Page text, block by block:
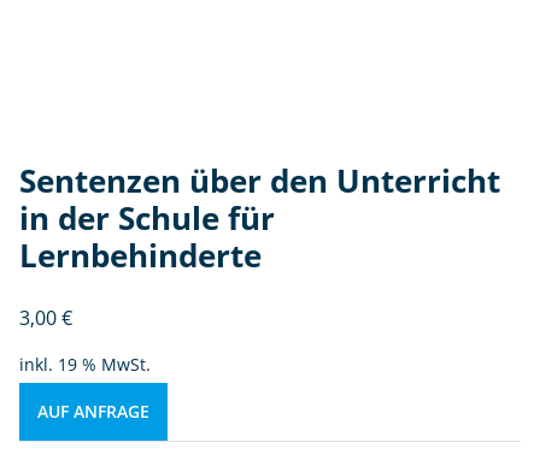
Sentenzen über den Unterricht
in der Schule für
Lernbehinderte
3,00€
inkl. 19 % MwSt.
AUF ANFRAGE